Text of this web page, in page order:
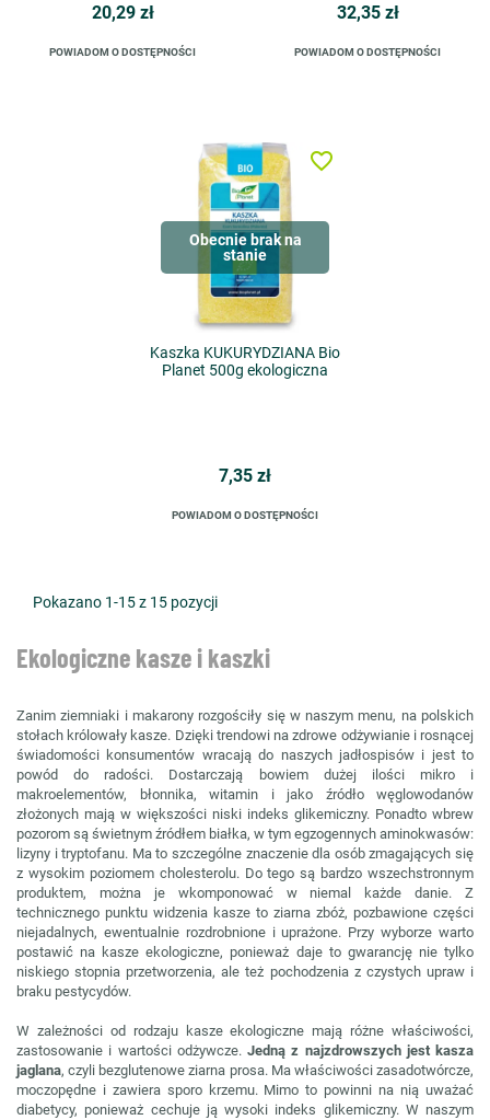
20,29 zł
POWIADOM O DOSTĘPNOŚCI
32,35 zł
POWIADOM O DOSTĘPNOŚCI
Obecnie brak na
stanie
Kaszka KUKURYDZIANA Bio
Planet 500g ekologiczna
7,35 zł
POWIADOM O DOSTĘPNOŚCI
favorite_border
Pokazano 1-15 z 15 pozycji
Ekologiczne kasze i kaszki
Zanim ziemniaki i makarony rozgościły się w naszym menu, na polskich
stołach królowały kasze. Dzięki trendowi na zdrowe odżywianie i rosnącej
świadomości konsumentów wracają do naszych jadłospisów i jest to
powód do radości. Dostarczają bowiem dużej ilości mikro i
makroelementów, błonnika, witamin i jako źródło węglowodanów
złożonych mają w większości niski indeks glikemiczny. Ponadto wbrew
pozorom są świetnym źródłem białka, w tym egzogennych aminokwasów:
lizyny i tryptofanu. Ma to szczególne znaczenie dla osób zmagających się
z wysokim poziomem cholesterolu. Do tego są bardzo wszechstronnym
produktem, można je wkomponować w niemal każde danie. Z
technicznego punktu widzenia kasze to ziarna zbóż, pozbawione części
niejadalnych, ewentualnie rozdrobnione i uprażone. Przy wyborze warto
postawić na kasze ekologiczne, ponieważ daje to gwarancję nie tylko
niskiego stopnia przetworzenia, ale też pochodzenia z czystych upraw i
braku pestycydów.
W zależności od rodzaju kasze ekologiczne mają różne właściwości,
zastosowanie i wartości odżywcze. Jedną z najzdrowszych jest kasza
jaglana, czyli bezglutenowe ziarna prosa. Ma właściwości zasadotwórcze,
moczopędne i zawiera sporo krzemu. Mimo to powinni na nią uważać
diabetycy, ponieważ cechuje ją wysoki indeks glikemiczny. W naszym